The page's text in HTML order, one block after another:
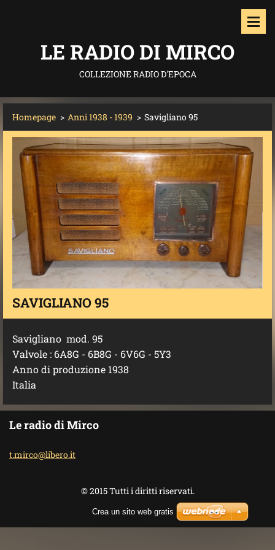
LE RADIO DI MIRCO
COLLEZIONE RADIO D'EPOCA
Homepage > Anni 1938 - 1939 > Savigliano 95
SAVIGLIANO 95
Savigliano mod. 95
Valvole : 6A8G - 6B8G - 6V6G - 5Y3
Anno di produzione 1938
Italia
Le radio di Mirco
t.mirco@libero.it
© 2015 Tutti i diritti riservati.
Crea un sito web gratis